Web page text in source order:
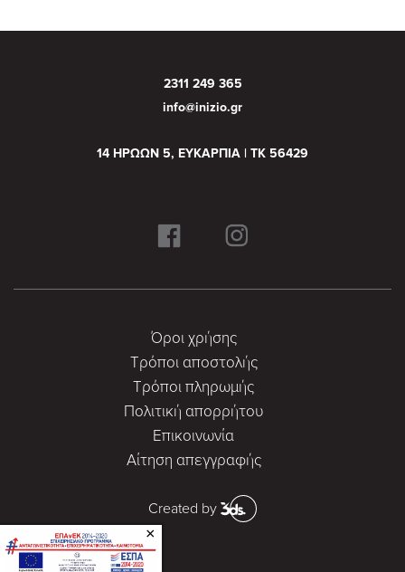
2311 249 365
info@inizio.gr
14 ΗΡΩΩΝ 5, ΕΥΚΑΡΠΙΑ | ΤΚ 56429
Όροι χρήσης
Τρόποι αποστολής
Τρόποι πληρωμής
Πολιτική απορρήτου
Επικοινωνία
Αίτηση απεγγραφής
Created by
×